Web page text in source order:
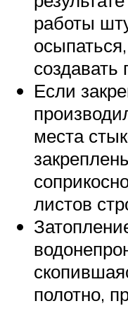
работы
создавать
Если
места
листов
полотно,